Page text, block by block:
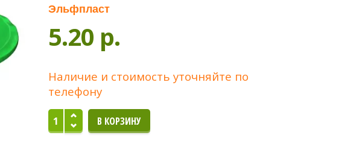
Эльфпласт
5.20 p.
Наличие и стоимость уточняйте по
телефону